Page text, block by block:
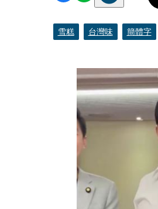
雪糕 台灣味 簡體字